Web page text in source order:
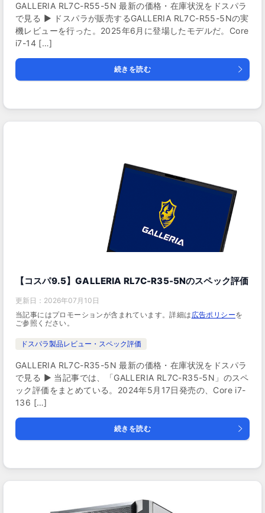
GALLERIA RL7C-R55-5N 最新の価格・在庫状況をドスパラ
で見る ▶ ドスパラが販売するGALLERIA RL7C-R55-5Nの実
機レビューを行った。2025年6月に登場したモデルだ。Core
i7-14 […]
続きを読む
【コスパ9.5】GALLERIA RL7C-R35-5Nのスペック評価
更新日： 2026年07月10日
当記事にはプロモーションが含まれています。詳細は 広告ポリシーを
ご参照ください。
ドスパラ製品レビュー・スペック評価
GALLERIA RL7C-R35-5N 最新の価格・在庫状況をドスパラ
で見る ▶ 当記事では、「GALLERIA RL7C-R35-5N」のスペ
ック評価をまとめている。2024年5月17日発売の、Core i7-
136 […]
続きを読む